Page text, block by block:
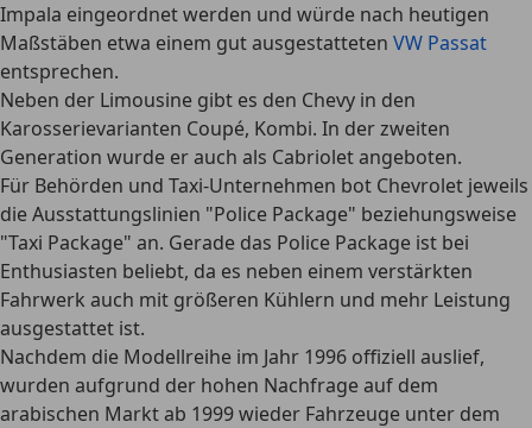
Impala eingeordnet werden und würde nach heutigen
Maßstäben etwa einem gut ausgestatteten VW Passat
entsprechen.
Neben der Limousine gibt es den Chevy in den
Karosserievarianten Coupé, Kombi. In der zweiten
Generation wurde er auch als Cabriolet angeboten.
Für Behörden und Taxi-Unternehmen bot Chevrolet jeweils
die Ausstattungslinien "Police Package" beziehungsweise
"Taxi Package" an. Gerade das Police Package ist bei
Enthusiasten beliebt, da es neben einem verstärkten
Fahrwerk auch mit größeren Kühlern und mehr Leistung
ausgestattet ist.
Nachdem die Modellreihe im Jahr 1996 offiziell auslief,
wurden aufgrund der hohen Nachfrage auf dem
arabischen Markt ab 1999 wieder Fahrzeuge unter dem